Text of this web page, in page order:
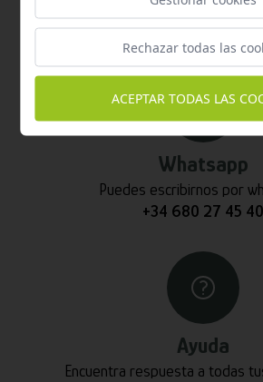
Contacta con nosotros a través
Whatsapp
Puedes escribirnos por
+34 680 27 45 40
Ayuda
Encuentra respuesta a todas
Rechazar todas las
ACEPTAR TODAS LAS